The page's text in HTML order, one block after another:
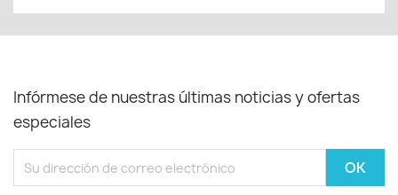
Infórmese de nuestras últimas noticias y ofertas
especiales